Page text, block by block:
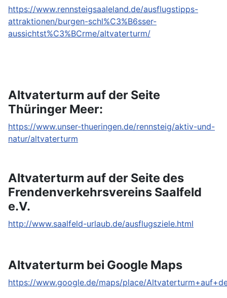
https://www.rennsteigsaaleland.de/ausflugstipps-
attraktionen/burgen-schl%C3%B6sser-
aussichtst%C3%BCrme/altvaterturm/
Altvaterturm auf der Seite
Thüringer Meer:
https://www.unser-thueringen.de/rennsteig/aktiv-und-
natur/altvaterturm
Altvaterturm auf der Seite des
Frendenverkehrsvereins Saalfeld
e.V.
http://www.saalfeld-urlaub.de/ausflugsziele.html
Altvaterturm bei Google Maps
https://www.google.de/maps/place/